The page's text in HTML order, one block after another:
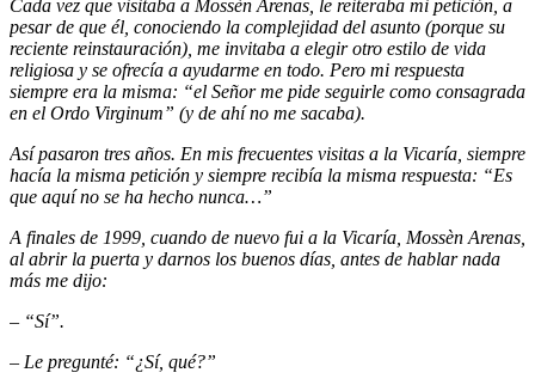
Cada vez que visitaba a Mossèn Arenas, le reiteraba mi petición, a
pesar de que él, conociendo la complejidad del asunto (porque su
reciente reinstauración), me invitaba a elegir otro estilo de vida
religiosa y se ofrecía a ayudarme en todo. Pero mi respuesta
siempre era la misma: “el Señor me pide seguirle como consagrada
en el Ordo Virginum” (y de ahí no me sacaba).
Así pasaron tres años. En mis frecuentes visitas a la Vicaría, siempre
hacía la misma petición y siempre recibía la misma respuesta: “Es
que aquí no se ha hecho nunca…”
A finales de 1999, cuando de nuevo fui a la Vicaría, Mossèn Arenas,
al abrir la puerta y darnos los buenos días, antes de hablar nada
más me dijo:
– “Sí”.
– Le pregunté: “¿Sí, qué?”